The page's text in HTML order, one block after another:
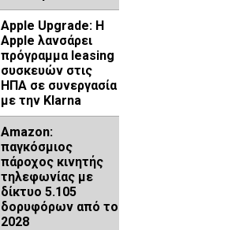
Apple Upgrade: Η
Apple λανσάρει
πρόγραμμα leasing
συσκευών στις
ΗΠΑ σε συνεργασία
με την Klarna
Amazon:
παγκόσμιος
πάροχος κινητής
τηλεφωνίας με
δίκτυο 5.105
δορυφόρων από το
2028